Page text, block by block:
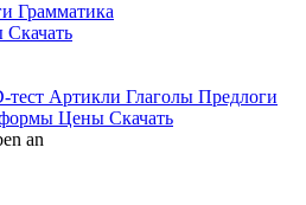
Грамматика
Скачать
тест Артикли Глаголы Предлоги
Цены Скачать
an